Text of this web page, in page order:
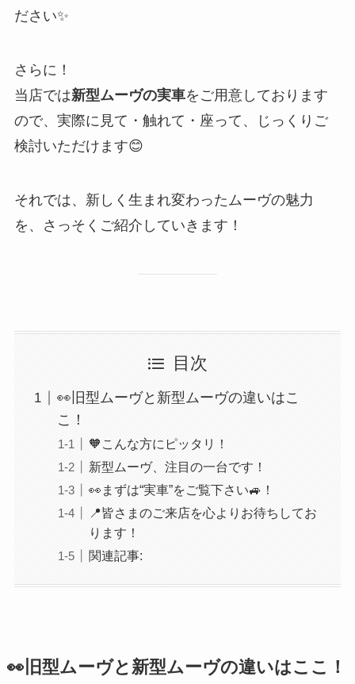
ださい✨
さらに！
当店では新型ムーヴの実車をご用意しております
ので、実際に見て・触れて・座って、じっくりご
検討いただけます😊
それでは、新しく生まれ変わったムーヴの魅力
を、さっそくご紹介していきます！
目次
👀旧型ムーヴと新型ムーヴの違いはこ
こ！
🧡こんな方にピッタリ！
新型ムーヴ、注目の一台です！
👀まずは“実車”をご覧下さい🚙！
📍皆さまのご来店を心よりお待ちしてお
ります！
関連記事:
👀旧型ムーヴと新型ムーヴの違いはここ！